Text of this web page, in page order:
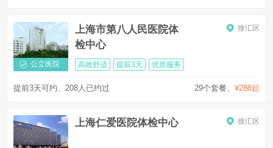
公立医院
上海市第八人民医院体
检中心
徐汇区
高效舒适 提前3天 优质服务
29个套餐 ¥288起
提前3天可约、208人已约过
上海仁爱医院体检中心 徐汇区